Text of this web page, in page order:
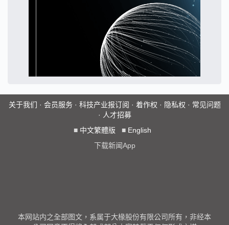
关于我们 · 会员服务· 科技产业报订阅 · 着作权 · 隐私权 · 常见问题
· 人才招募
■ 中文繁體版 ■ English
下载新闻App
本网站内之全部图文，系属于大椽股份有限公司所有，非经本